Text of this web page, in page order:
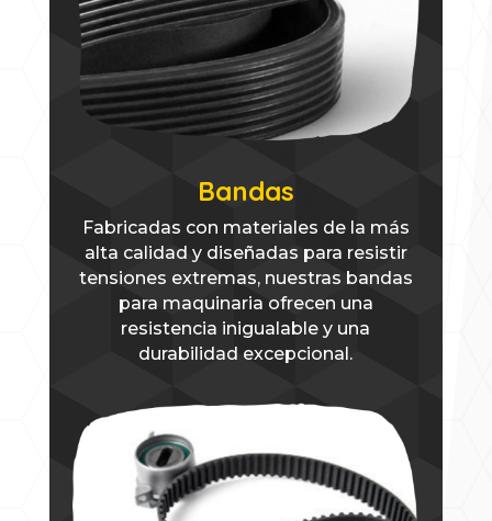
Bandas
Fabricadas con materiales de la más
alta calidad y diseñadas para resistir
tensiones extremas, nuestras bandas
para maquinaria ofrecen una
resistencia inigualable y una
durabilidad excepcional.